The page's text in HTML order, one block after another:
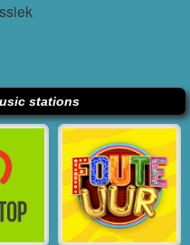
stations